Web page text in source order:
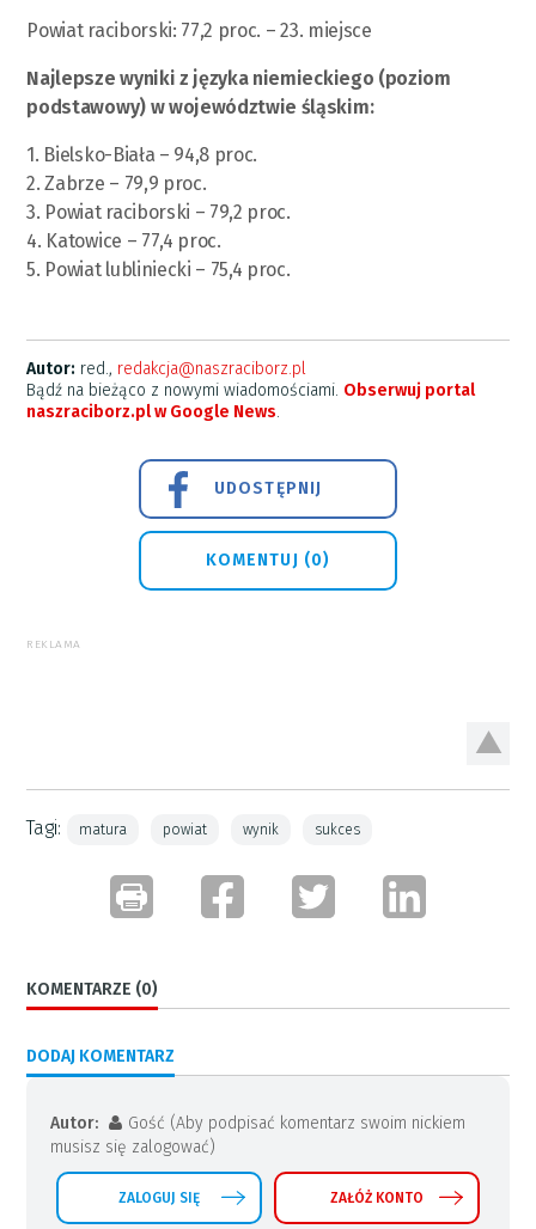
Powiat raciborski: 77,2 proc. – 23. miejsce
Najlepsze wyniki z języka niemieckiego (poziom
podstawowy) w województwie śląskim:
1. Bielsko-Biała – 94,8 proc.
2. Zabrze – 79,9 proc.
3. Powiat raciborski – 79,2 proc.
4. Katowice – 77,4 proc.
5. Powiat lubliniecki – 75,4 proc.
Autor: red., redakcja@naszraciborz.pl
Bądź na bieżąco z nowymi wiadomościami. Obserwuj portal
naszraciborz.pl w Google News.
UDOSTĘPNIJ
KOMENTUJ (0)
REKLAMA
Tagi: matura powiat wynik sukces
KOMENTARZE (0)
DODAJ KOMENTARZ
Autor:
Gość (Aby podpisać komentarz swoim nickiem
musisz się zalogować)
ZALOGUJ SIĘ ZAŁÓŻ KONTO